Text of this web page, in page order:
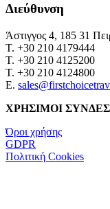
Διεύθυνση
Άστιγγος 4, 185 31
Τ. +30 210 4179444
Τ. +30 210 4125200
Τ. +30 210 4124800
Ε.
ΧΡΗΣΙΜΟΙ
Όροι χρήσης
GDPR
Πολιτική Cookies